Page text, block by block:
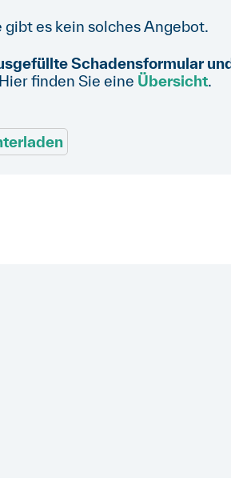
gibt es kein solches Angebot.
Schadensformular
finden Sie eine Übersicht.